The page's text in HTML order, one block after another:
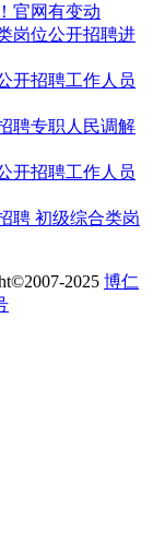
官网有变动
岗位公开招聘进
开招聘工作人员
聘专职人民调解
开招聘工作人员
聘 初级综合类岗
2025 博仁